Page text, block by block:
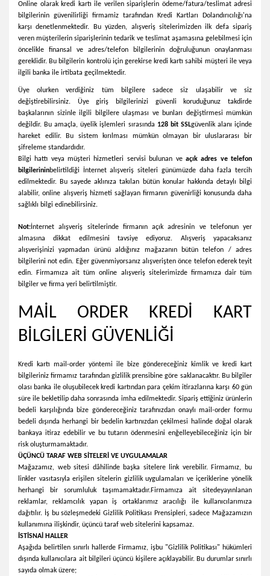
Online olarak kredi kartı ile verilen siparişlerin ödeme/fatura/teslimat adresi
bilgilerinin güvenilirliği firmamiz tarafından Kredi Kartları Dolandırıcılığı'na
karşı denetlenmektedir. Bu yüzden, alışveriş sitelerimizden ilk defa sipariş
veren müşterilerin siparişlerinin tedarik ve teslimat aşamasına gelebilmesi için
öncelikle finansal ve adres/telefon bilgilerinin doğruluğunun onaylanması
gereklidir. Bu bilgilerin kontrolü için gerekirse kredi kartı sahibi müşteri ile veya
ilgili banka ile irtibata geçilmektedir.
Üye olurken verdiğiniz tüm bilgilere sadece siz ulaşabilir ve siz
değiştirebilirsiniz. Üye giriş bilgilerinizi güvenli koruduğunuz takdirde
başkalarının sizinle ilgili bilgilere ulaşması ve bunları değiştirmesi mümkün
değildir. Bu amaçla, üyelik işlemleri sırasında 128 bit SSLgüvenlik alanı içinde
hareket edilir. Bu sistem kırılması mümkün olmayan bir uluslararası bir
şifreleme standardıdır.
Bilgi hattı veya müşteri hizmetleri servisi bulunan ve açık adres ve telefon
bilgilerininbelirtildiği İnternet alışveriş siteleri günümüzde daha fazla tercih
edilmektedir. Bu sayede aklınıza takılan bütün konular hakkında detaylı bilgi
alabilir, online alışveriş hizmeti sağlayan firmanın güvenirliği konusunda daha
sağlıklı bilgi edinebilirsiniz.
Not: İnternet alışveriş sitelerinde firmanın açık adresinin ve telefonun yer
almasına dikkat edilmesini tavsiye ediyoruz. Alışveriş yapacaksanız
alışverişinizi yapmadan ürünü aldığınız mağazanın bütün telefon / adres
bilgilerini not edin. Eğer güvenmiyorsanız alışverişten önce telefon ederek teyit
edin. Firmamıza ait tüm online alışveriş sitelerimizde firmamıza dair tüm
bilgiler ve firma yeri belirtilmiştir.
MAİL ORDER KREDİ KART
BİLGİLERİ GÜVENLİĞİ
Kredi kartı mail-order yöntemi ile bize göndereceğiniz kimlik ve kredi kart
bilgileriniz firmamız tarafından gizlilik prensibine göre saklanacaktır. Bu bilgiler
olası banka ile oluşubilecek kredi kartından para çekim itirazlarına karşı 60 gün
süre ile bekletilip daha sonrasında imha edilmektedir. Sipariş ettiğiniz ürünlerin
bedeli karşılığında bize göndereceğiniz tarafınızdan onaylı mail-order formu
bedeli dışında herhangi bir bedelin kartınızdan çekilmesi halinde doğal olarak
bankaya itiraz edebilir ve bu tutarın ödenmesini enğelleyebileceğiniz için bir
risk oluşturmamaktadır.
ÜÇÜNCÜ TARAF WEB SİTELERİ VE UYGULAMALAR
Mağazamız, web sitesi dâhilinde başka sitelere link verebilir. Firmamız, bu
linkler vasıtasıyla erişilen sitelerin gizlilik uygulamaları ve içeriklerine yönelik
herhangi bir sorumluluk taşımamaktadır.Firmamıza ait sitedeyayınlanan
reklamlar, reklamcılık yapan iş ortaklarımız aracılığı ile kullanıcılarımıza
dağıtılır. İş bu sözleşmedeki Gizlilik Politikası Prensipleri, sadece Mağazamızın
kullanımına ilişkindir, üçüncü taraf web sitelerini kapsamaz.
İSTİSNAİ HALLER
Aşağıda belirtilen sınırlı hallerde Firmamız, işbu "Gizlilik Politikası" hükümleri
dışında kullanıcılara ait bilgileri üçüncü kişilere açıklayabilir. Bu durumlar sınırlı
sayıda olmak üzere;